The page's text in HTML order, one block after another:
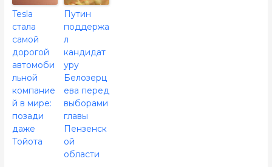
Tesla
стала
самой
дорогой
автомоби
льной
компание
й в мире:
позади
даже
Тойота
Путин
поддержа
л
кандидат
уру
Белозерц
ева перед
выборами
главы
Пензенск
ой
области